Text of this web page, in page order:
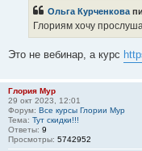
Ольга Курченкова
Глориям хочу
Это не вебинар, а курс
Глория Мур
29 окт 2023, 12:01
Форум: Все курсы Глории Мур
Тема: Тут скидки!!!
Ответы: 9
Просмотры: 5742952